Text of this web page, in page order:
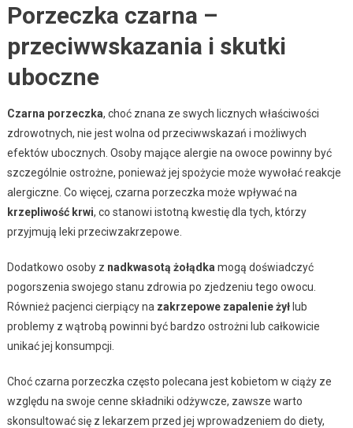
Porzeczka czarna –
przeciwwskazania i skutki
uboczne
Czarna porzeczka, choć znana ze swych licznych właściwości
zdrowotnych, nie jest wolna od przeciwwskazań i możliwych
efektów ubocznych. Osoby mające alergie na owoce powinny być
szczególnie ostrożne, ponieważ jej spożycie może wywołać reakcje
alergiczne. Co więcej, czarna porzeczka może wpływać na
krzepliwość krwi, co stanowi istotną kwestię dla tych, którzy
przyjmują leki przeciwzakrzepowe.
Dodatkowo osoby z nadkwasotą żołądka mogą doświadczyć
pogorszenia swojego stanu zdrowia po zjedzeniu tego owocu.
Również pacjenci cierpiący na zakrzepowe zapalenie żyłlub
problemy z wątrobą powinni być bardzo ostrożni lub całkowicie
unikać jej konsumpcji.
Choć czarna porzeczka często polecana jest kobietom w ciąży ze
względu na swoje cenne składniki odżywcze, zawsze warto
skonsultować się z lekarzem przed jej wprowadzeniem do diety,